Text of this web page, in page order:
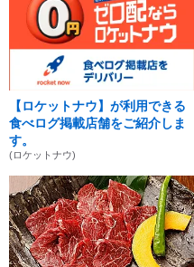
【ロケットナウ】が利用できる
食べログ掲載店舗をご紹介しま
す。
(ロケットナウ)